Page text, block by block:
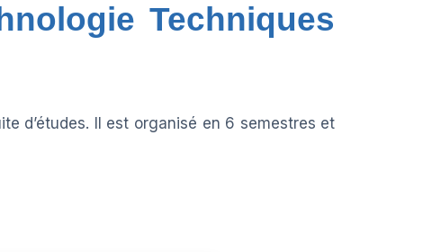
Techniques
d’études. Il est organisé en 6 semestres et